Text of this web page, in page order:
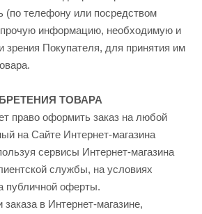
(по телефону или посредством
прочую информацию, необходимую и
зрения Покупателя, для принятия им
ТОВАРА
право оформить заказ на любой
на Сайте Интернет-магазина
сервисы Интернет-магазина
службы, на условиях
публичной оферты.
в Интернет-магазине,